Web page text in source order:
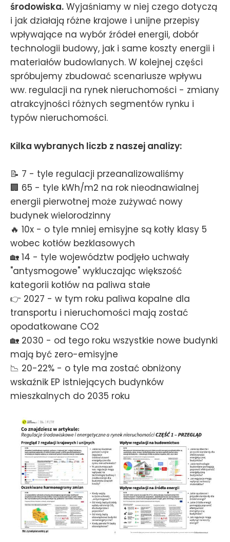
środowiska. Wyjaśniamy w niej czego dotyczą
i jak działają różne krajowe i unijne przepisy
wpływające na wybór źródeł energii, dobór
technologii budowy, jak i same koszty energii i
materiałów budowlanych. W kolejnej części
spróbujemy zbudować scenariusze wpływu
ww. regulacji na rynek nieruchomości - zmiany
atrakcyjności różnych segmentów rynku i
typów nieruchomości.
Kilka wybranych liczb z naszej analizy:
📝 7 - tyle regulacji przeanalizowaliśmy
🏢 65 - tyle kWh/m2 na rok nieodnawialnej
energii pierwotnej może zużywać nowy
budynek wielorodzinny
🔥 10x - o tyle mniej emisyjne są kotły klasy 5
wobec kotłów bezklasowych
🏡 14 - tyle województw podjęło uchwały
"antysmogowe" wykluczając większość
kategorii kotłów na paliwa stałe
👉 2027 - w tym roku paliwa kopalne dla
transportu i nieruchomości mają zostać
opodatkowane CO2
🏡 2030 - od tego roku wszystkie nowe budynki
mają być zero-emisyjne
📉 20-22% - o tyle ma zostać obniżony
wskaźnik EP istniejących budynków
mieszkalnych do 2035 roku